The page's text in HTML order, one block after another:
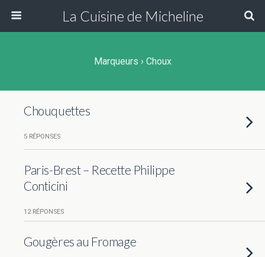
La Cuisine de Micheline
Marqueurs › Choux
Chouquettes
5 RÉPONSES
Paris-Brest – Recette Philippe
Conticini
12 RÉPONSES
Gougères au Fromage